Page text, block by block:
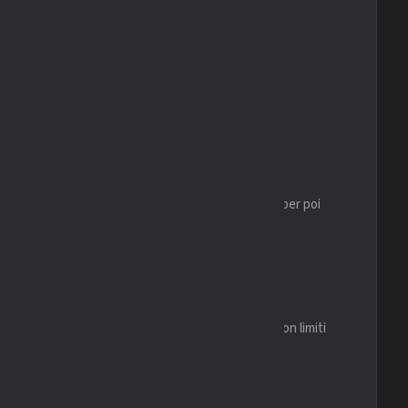
spesso a sbloccare il match nei primi 30 minuti per poi
ha dimostrato grande organizzazione, pur con limiti